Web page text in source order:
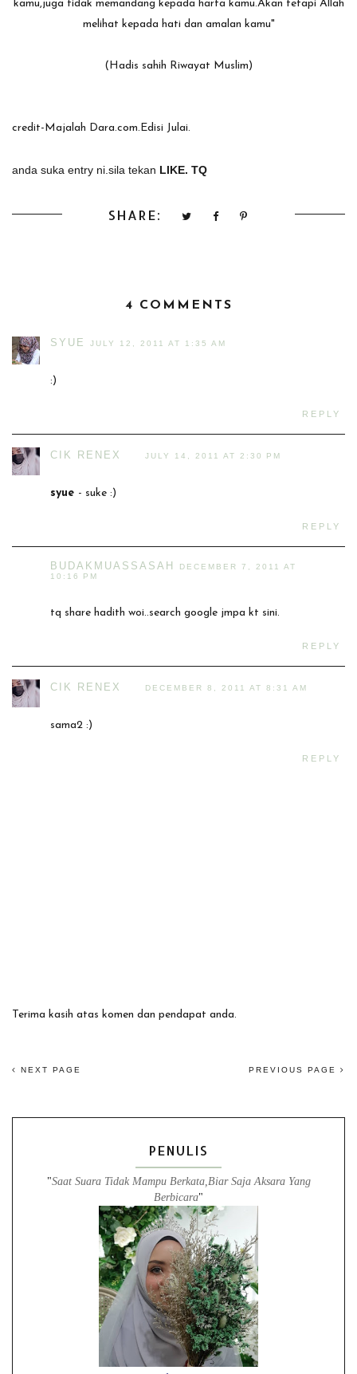
kamu,juga tidak memandang kepada harta kamu.Akan tetapi Allah
melihat kepada hati dan amalan kamu"
(Hadis sahih Riwayat Muslim)
credit-Majalah Dara.com.Edisi Julai.
anda suka entry ni.sila tekan LIKE. TQ
SHARE:
4 COMMENTS
SYUE JULY 12, 2011 AT 1:35 AM
:)
REPLY
CIK RENEX JULY 14, 2011 AT 2:30 PM
syue - suke :)
REPLY
BUDAKMUASSASAH
DECEMBER 7, 2011 AT
10:16 PM
tq share hadith woi..search google jmpa kt sini.
REPLY
CIK RENEX DECEMBER 8, 2011 AT 8:31 AM
sama2 :)
REPLY
Terima kasih atas komen dan pendapat anda.
NEXT PAGE PREVIOUS PAGE
PENULIS
"Saat Suara Tidak Mampu Berkata,Biar Saja Aksara Yang
Berbicara"